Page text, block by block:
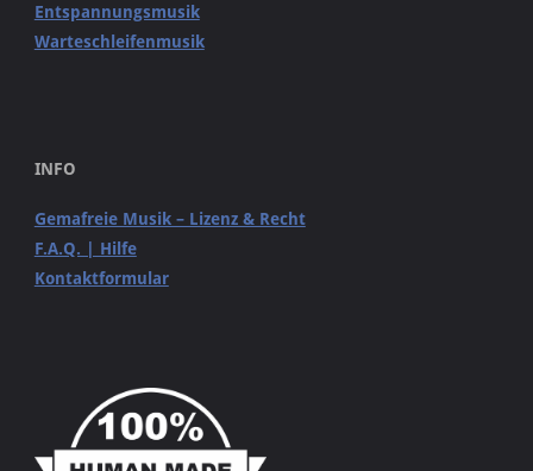
Entspannungsmusik
Warteschleifenmusik
INFO
Gemafreie Musik – Lizenz & Recht
F.A.Q. | Hilfe
Kontaktformular